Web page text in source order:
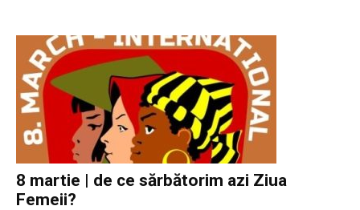
8 martie | de ce sărbătorim azi Ziua
Femeii?